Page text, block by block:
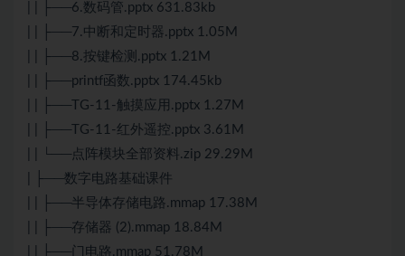
| | ├──6.数码管.pptx 631.83kb
| | ├──7.中断和定时器.pptx 1.05M
| | ├──8.按键检测.pptx 1.21M
| | ├──printf函数.pptx 174.45kb
| | ├──TG-11-触摸应用.pptx 1.27M
| | ├──TG-11-红外遥控.pptx 3.61M
| | └──点阵模块全部资料.zip 29.29M
| ├──数字电路基础课件
| | ├──半导体存储电路.mmap 17.38M
| | ├──存储器 (2).mmap 18.84M
| | ├──门电路.mmap 51.78M